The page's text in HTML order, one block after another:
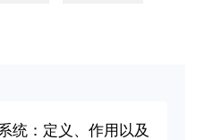
统：定义、作用以及